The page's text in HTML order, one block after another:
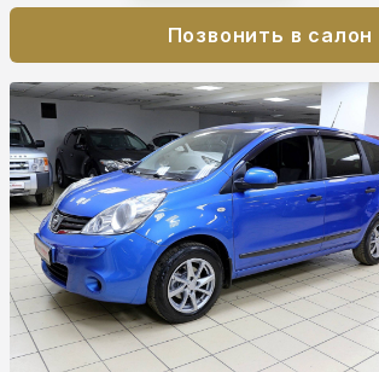
Позвонить в салон